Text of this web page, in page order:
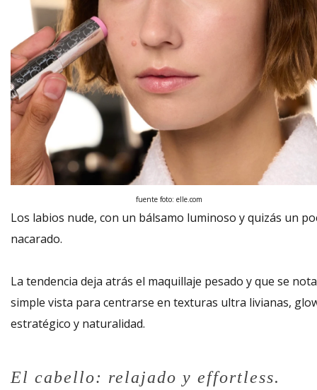
fuente foto: elle.com
Los labios nude, con un bálsamo luminoso y quizás un
nacarado.
La tendencia deja atrás el maquillaje pesado y que se
simple vista para centrarse en texturas ultra livianas,
estratégico y naturalidad.
El cabello: relajado y effortless.